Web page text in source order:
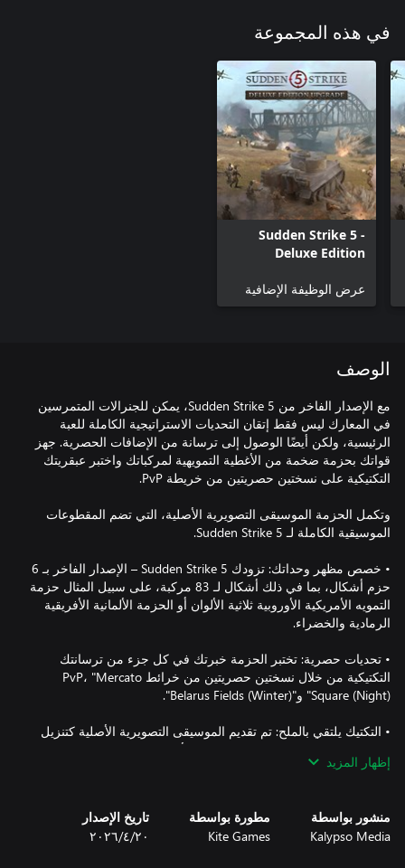
في هذه المجموعة
Sudden Strike 5 -
Deluxe Edition
عرض الوظيفة الإضافية
الوصف
مع الإصدار الفاخر من Sudden Strike 5، يمكن للجنرالات المتمرسين
في المعارك ليس فقط إتقان التحديات الاستراتيجية الكاملة للعبة
الرئيسية، ولكن أيضًا الوصول إلى ترسانة من الإضافات الحصرية. جهز
قواتك بحزمة ضخمة من الأغطية التمويهية لمركباتك واختبر عبقريتك
وتكمل الحزمة الموسيقى التصويرية الأصلية، التي تضم المقطوعات
• خصص مظهر وحداتك: تزودك Sudden Strike 5 – الإصدار الفاخر بـ 6
حزم أشكال، بما في ذلك أشكال لـ 83 مركبة، على سبيل المثال حزمة
التمويه الأمريكية الأوروبية ثلاثية الألوان أو الحزمة الألمانية الأفريقية
• تحديات حصرية: تختبر الحزمة خبرتك في كل جزء من ترسانتك
التكتيكية من خلال نسختين حصريتين من خرائط PvP، "Mercato
• التكتيك يلتقي بالملح: تم تقديم الموسيقى التصويرية الأصلية كتنزيل
عالي الجودة، يمزج بين إشارات القتال الأوركسترالية ومناظر صوتية
إظهار المزيد
منشور بواسطة
Kalypso Media
مطورة بواسطة
Kite Games
تاريخ الإصدار
٢٠‏/٤‏/٢٠٢٦